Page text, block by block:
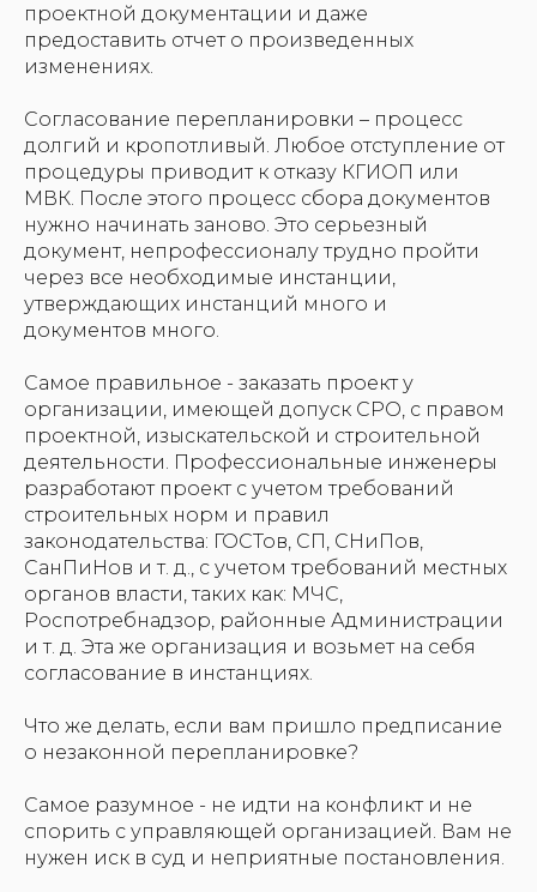
проектной документации и даже
предоставить отчет о произведенных
изменениях.
Согласование перепланировки – процесс
долгий и кропотливый. Любое отступление от
процедуры приводит к отказу КГИОП или
МВК. После этого процесс сбора документов
нужно начинать заново. Это серьезный
документ, непрофессионалу трудно пройти
через все необходимые инстанции,
утверждающих инстанций много и
документов много.
Самое правильное - заказать проект у
организации, имеющей допуск СРО, с правом
проектной, изыскательской и строительной
деятельности. Профессиональные инженеры
разработают проект с учетом требований
строительных норм и правил
законодательства: ГОСТов, СП, СНиПов,
СанПиНов и т. д., с учетом требований местных
органов власти, таких как: МЧС,
Роспотребнадзор, районные Администрации
и т. д. Эта же организация и возьмет на себя
согласование в инстанциях.
Что же делать, если вам пришло предписание
о незаконной перепланировке?
Самое разумное - не идти на конфликт и не
спорить с управляющей организацией. Вам не
нужен иск в суд и неприятные постановления.